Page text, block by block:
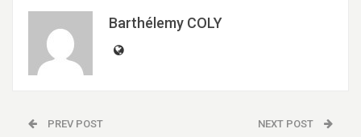
Barthélemy COLY
PREV POST NEXT POST